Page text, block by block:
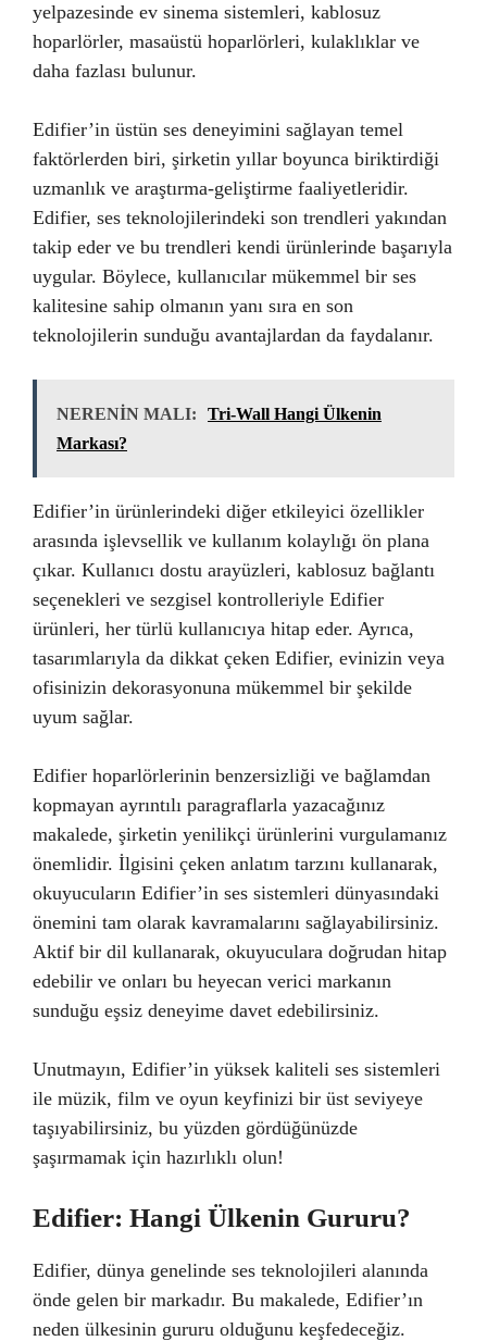
yelpazesinde ev sinema sistemleri, kablosuz
hoparlörler, masaüstü hoparlörleri, kulaklıklar ve
daha fazlası bulunur.
Edifier’in üstün ses deneyimini sağlayan temel
faktörlerden biri, şirketin yıllar boyunca biriktirdiği
uzmanlık ve araştırma-geliştirme faaliyetleridir.
Edifier, ses teknolojilerindeki son trendleri yakından
takip eder ve bu trendleri kendi ürünlerinde başarıyla
uygular. Böylece, kullanıcılar mükemmel bir ses
kalitesine sahip olmanın yanı sıra en son
teknolojilerin sunduğu avantajlardan da faydalanır.
NERENİN MALI:
Tri-Wall Hangi Ülkenin
Markası?
Edifier’in ürünlerindeki diğer etkileyici özellikler
arasında işlevsellik ve kullanım kolaylığı ön plana
çıkar. Kullanıcı dostu arayüzleri, kablosuz bağlantı
seçenekleri ve sezgisel kontrolleriyle Edifier
ürünleri, her türlü kullanıcıya hitap eder. Ayrıca,
tasarımlarıyla da dikkat çeken Edifier, evinizin veya
ofisinizin dekorasyonuna mükemmel bir şekilde
uyum sağlar.
Edifier hoparlörlerinin benzersizliği ve bağlamdan
kopmayan ayrıntılı paragraflarla yazacağınız
makalede, şirketin yenilikçi ürünlerini vurgulamanız
önemlidir. İlgisini çeken anlatım tarzını kullanarak,
okuyucuların Edifier’in ses sistemleri dünyasındaki
önemini tam olarak kavramalarını sağlayabilirsiniz.
Aktif bir dil kullanarak, okuyuculara doğrudan hitap
edebilir ve onları bu heyecan verici markanın
sunduğu eşsiz deneyime davet edebilirsiniz.
Unutmayın, Edifier’in yüksek kaliteli ses sistemleri
ile müzik, film ve oyun keyfinizi bir üst seviyeye
taşıyabilirsiniz, bu yüzden gördüğünüzde
şaşırmamak için hazırlıklı olun!
Edifier: Hangi Ülkenin Gururu?
Edifier, dünya genelinde ses teknolojileri alanında
önde gelen bir markadır. Bu makalede, Edifier’ın
neden ülkesinin gururu olduğunu keşfedeceğiz.